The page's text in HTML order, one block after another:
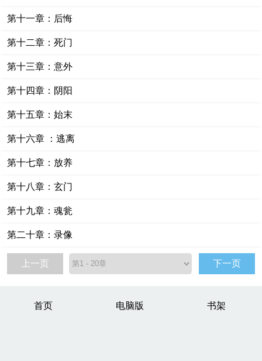
第十一章：后悔
第十二章：死门
第十三章：意外
第十四章：阴阳
第十五章：始末
第十六章 ：逃离
第十七章：放养
第十八章：玄门
第十九章：魂瓮
第二十章：录像
上一页 下一页
首页 电脑版 书架